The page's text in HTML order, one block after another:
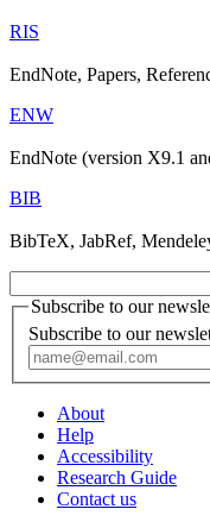
RIS
EndNote, Papers,
ENW
EndNote (version X9.1
BIB
BibTeX, JabRef,
Subscribe to our
Subscribe to our
About
Help
Accessibility
Research Guide
Contact us